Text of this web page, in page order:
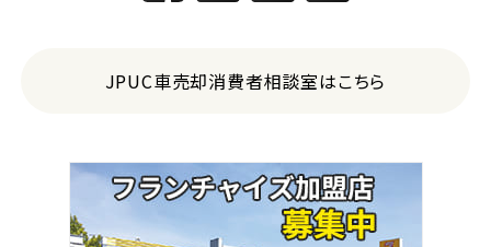
JPUC車売却消費者相談室はこちら